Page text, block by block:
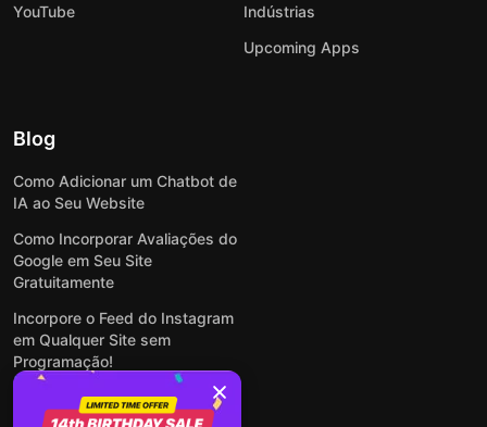
YouTube
Indústrias
Upcoming Apps
Blog
Como Adicionar um Chatbot de
IA ao Seu Website
Como Incorporar Avaliações do
Google em Seu Site
Gratuitamente
Incorpore o Feed do Instagram
em Qualquer Site sem
Programação!
Como Incorporar Formulários
em Qualquer Site Online e